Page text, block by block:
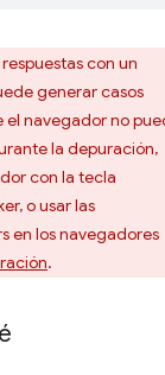
con un
generar casos
el navegador no
la depuración,
con la tecla
o usar las
en los navegadores
.